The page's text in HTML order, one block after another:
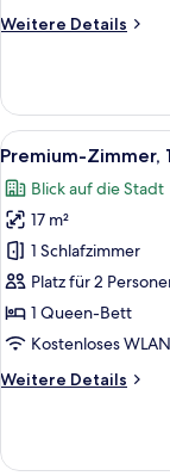
Weitere Details
Weitere
Suite,
Mehrere
Betten
Alle
Fotos
für
Premium-
Zimmer,
1
Queen-
Bett
anzeigen
4
Premium-Zimmer,
Blick auf die Stadt
17 m²
1 Schlafzimmer
Platz für 2
1 Queen-Bett
Kostenloses WLAN
Weitere Details
Weitere
Zimmer,